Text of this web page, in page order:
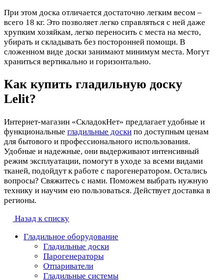
При этом доска отличается достаточно легким весом –
всего 18 кг. Это позволяет легко справляться с ней даже
хрупким хозяйкам, легко переносить с места на место,
убирать и складывать без посторонней помощи. В
сложенном виде доски занимают минимум места. Могут
храниться вертикально и горизонтально.
Как купить гладильную доску
Lelit?
Интернет-магазин «СкладокНет» предлагает удобные и
функциональные гладильные доски по доступным ценам
для бытового и профессионального использования.
Удобные и надежные, они выдерживают интенсивный
режим эксплуатации, помогут в уходе за всеми видами
тканей, подойдут к работе с парогенератором. Остались
вопросы? Свяжитесь с нами. Поможем выбрать нужную
технику и научим ею пользоваться. Действует доставка в
регионы.
Назад к списку
Гладильное оборудование
Гладильные доски
Парогенераторы
Отпариватели
Гладильные системы